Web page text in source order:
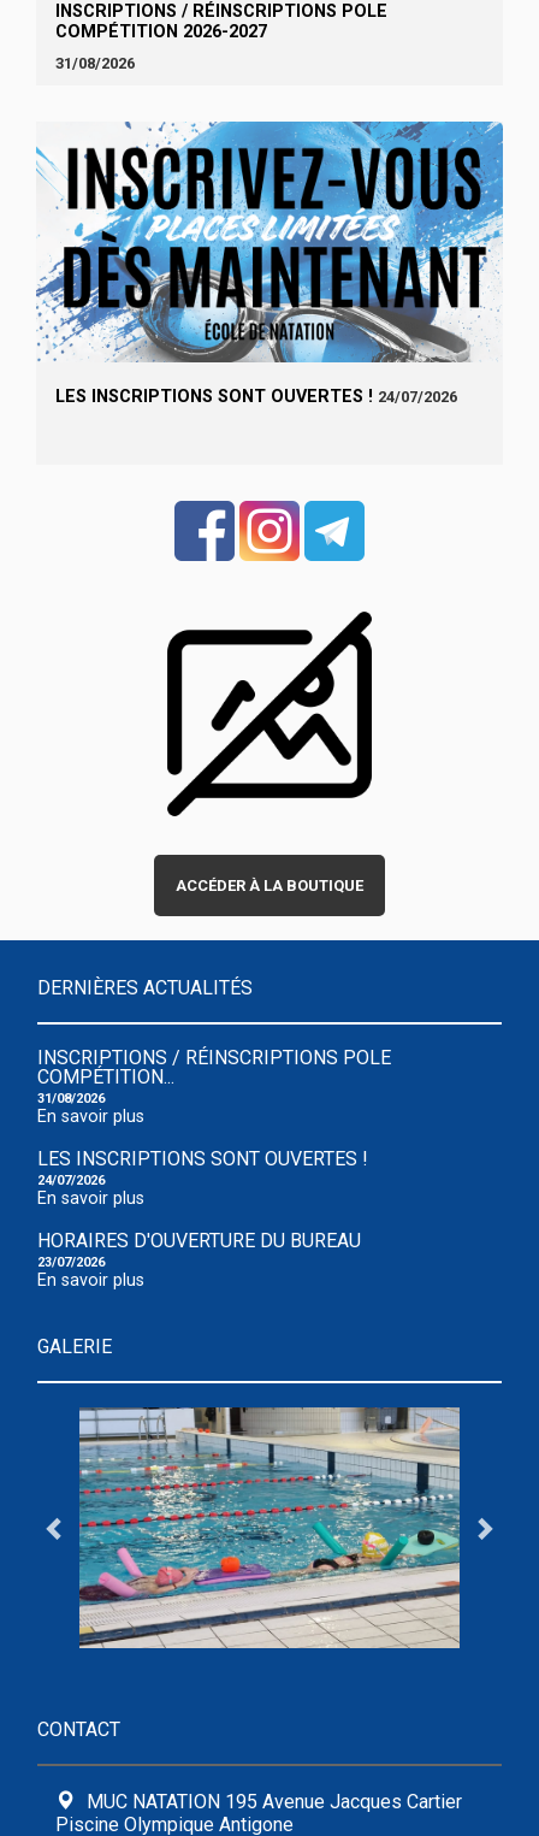
INSCRIPTIONS / RÉINSCRIPTIONS POLE
COMPÉTITION 2026-2027
31/08/2026
LES INSCRIPTIONS SONT OUVERTES ! 24/07/2026
ACCÉDER À LA BOUTIQUE
DERNIÈRES ACTUALITÉS
INSCRIPTIONS / RÉINSCRIPTIONS POLE
COMPÉTITION...
31/08/2026
En savoir plus
LES INSCRIPTIONS SONT OUVERTES !
24/07/2026
En savoir plus
HORAIRES D'OUVERTURE DU BUREAU
23/07/2026
En savoir plus
GALERIE
CONTACT
MUC NATATION 195 Avenue Jacques Cartier
Piscine Olympique Antigone